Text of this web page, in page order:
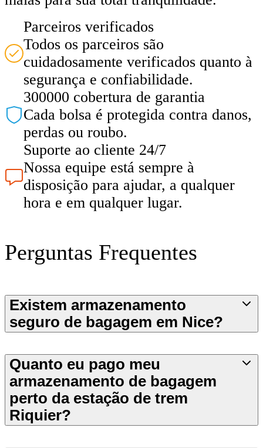
Parceiros verificados
Todos os parceiros são
cuidadosamente verificados quanto à
segurança e confiabilidade.
300000 cobertura de garantia
Cada bolsa é protegida contra danos,
perdas ou roubo.
Suporte ao cliente 24/7
Nossa equipe está sempre à
disposição para ajudar, a qualquer
hora e em qualquer lugar.
Perguntas Frequentes
Existem armazenamento
seguro de bagagem em Nice?
Quanto eu pago meu
armazenamento de bagagem
perto da estação de trem
Riquier?